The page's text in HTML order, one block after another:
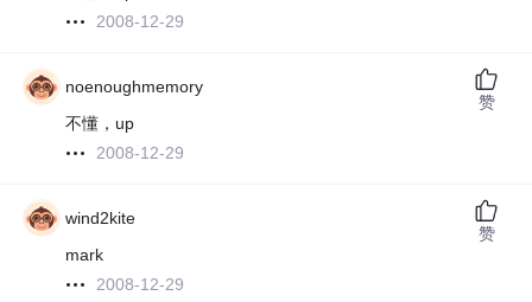
2008-12-29
noenoughmemory
不懂，up
2008-12-29
赞
wind2kite
mark
2008-12-29
赞